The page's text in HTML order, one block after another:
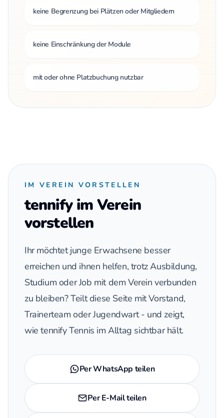
keine Begrenzung bei Plätzen oder Mitgliedern
keine Einschränkung der Module
mit oder ohne Platzbuchung nutzbar
IM VEREIN VORSTELLEN
tennify im Verein
vorstellen
Ihr möchtet junge Erwachsene besser
erreichen und ihnen helfen, trotz Ausbildung,
Studium oder Job mit dem Verein verbunden
zu bleiben? Teilt diese Seite mit Vorstand,
Trainerteam oder Jugendwart - und zeigt,
wie tennify Tennis im Alltag sichtbar hält.
Per WhatsApp teilen
Per E-Mail teilen